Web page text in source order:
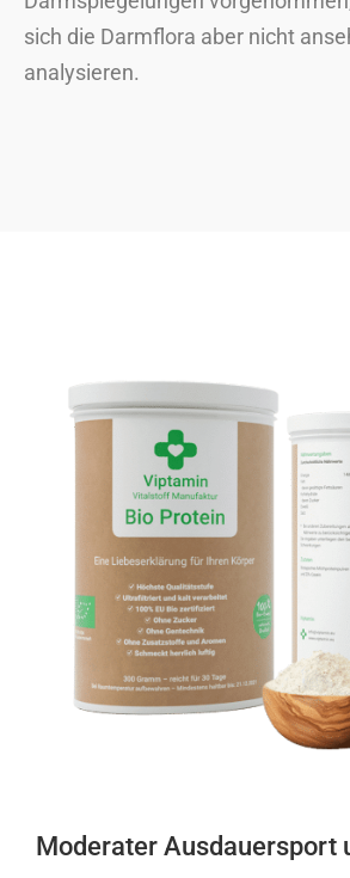
sich die Darmflora aber nicht
analysieren.
Moderater Ausdauersport